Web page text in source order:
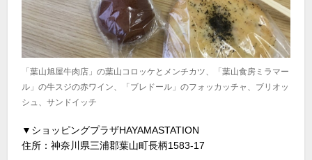
「葉山旭屋牛肉店」の葉山コロッケとメンチカツ、「葉山食房ミラマー
ル」の牛スジの赤ワイン、「ブレドール」のフォッカッチャ、ブリオッ
シュ、サンドイッチ
▼ショッピングプラザHAYAMASTATION
住所：神奈川県三浦郡葉山町長柄1583-17